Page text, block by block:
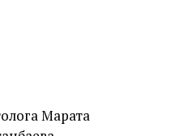
Марата